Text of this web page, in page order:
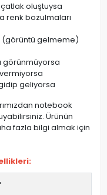
çatlak oluştuysa
renk bozulmaları
(görüntü gelmeme)
görünmüyorsa
geliyorsa
notebook
Ürünün
fazla bilgi almak için